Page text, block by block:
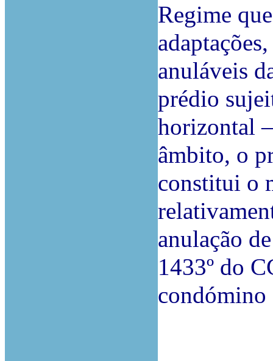
Regime
anuláveis
prédio
horizontal
âmbito, o
constitui o
anulação
1433º do